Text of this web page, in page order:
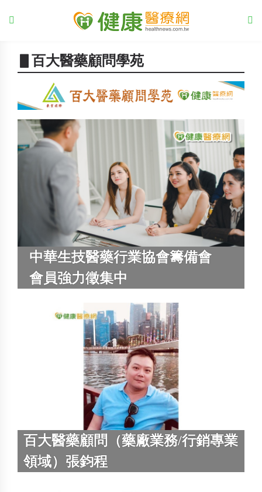
▋百大醫藥顧問學苑
中華生技醫藥行業協會籌備會
會員強力徵集中
百大醫藥顧問（藥廠業務/行銷專業
領域）張鈞程